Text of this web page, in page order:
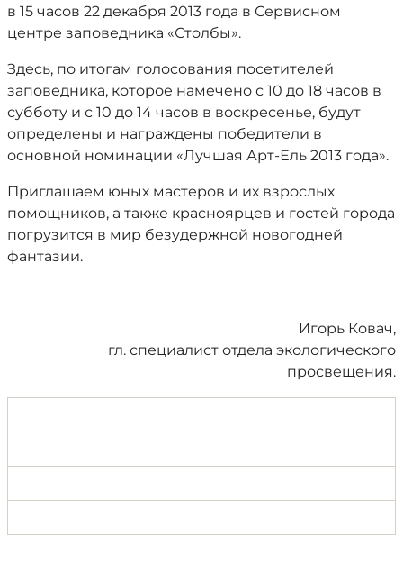
в 15 часов 22 декабря 2013 года в Сервисном
центре заповедника «Столбы».
Здесь, по итогам голосования посетителей
заповедника, которое намечено с 10 до 18 часов в
субботу и с 10 до 14 часов в воскресенье, будут
определены и награждены победители в
основной номинации «Лучшая Арт-Ель 2013 года».
Приглашаем юных мастеров и их взрослых
помощников, а также красноярцев и гостей города
погрузится в мир безудержной новогодней
фантазии.
Игорь Ковач,
гл. специалист отдела экологического
просвещения.